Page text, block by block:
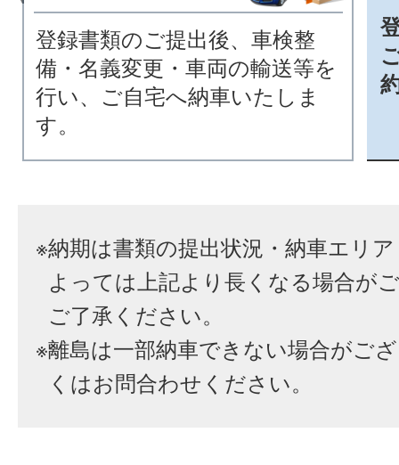
登録書類のご提出後、車検整
備・名義変更・車両の輸送等を
行い、ご自宅へ納車いたしま
す。
※納期は書類の提出状況・納車エリ
よっては上記より長くなる場合が
ご了承ください。
※離島は一部納車できない場合がご
くはお問合わせください。